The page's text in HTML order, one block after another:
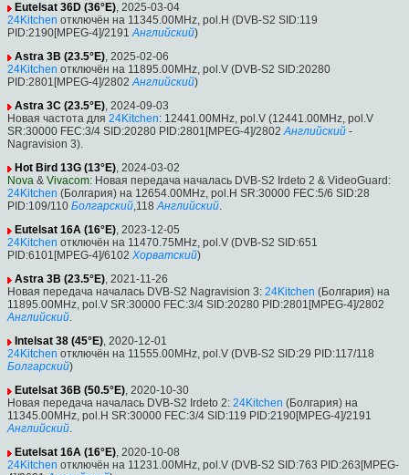
Eutelsat 36D (36°E), 2025-03-04
24Kitchen отключён на 11345.00MHz, pol.H (DVB-S2 SID:119
PID:2190[MPEG-4]/2191 Английский)
Astra 3B (23.5°E), 2025-02-06
24Kitchen отключён на 11895.00MHz, pol.V (DVB-S2 SID:20280
PID:2801[MPEG-4]/2802 Английский)
Astra 3C (23.5°E), 2024-09-03
Новая частота для 24Kitchen: 12441.00MHz, pol.V (12441.00MHz, pol.V
SR:30000 FEC:3/4 SID:20280 PID:2801[MPEG-4]/2802 Английский -
Nagravision 3).
Hot Bird 13G (13°E), 2024-03-02
Nova & Vivacom: Новая передача началась DVB-S2 Irdeto 2 & VideoGuard:
24Kitchen (Болгария) на 12654.00MHz, pol.H SR:30000 FEC:5/6 SID:28
PID:109/110 Болгарский,118 Английский.
Eutelsat 16A (16°E), 2023-12-05
24Kitchen отключён на 11470.75MHz, pol.V (DVB-S2 SID:651
PID:6101[MPEG-4]/6102 Хорватский)
Astra 3B (23.5°E), 2021-11-26
Новая передача началась DVB-S2 Nagravision 3: 24Kitchen (Болгария) на
11895.00MHz, pol.V SR:30000 FEC:3/4 SID:20280 PID:2801[MPEG-4]/2802
Английский.
Intelsat 38 (45°E), 2020-12-01
24Kitchen отключён на 11555.00MHz, pol.V (DVB-S2 SID:29 PID:117/118
Болгарский)
Eutelsat 36B (50.5°E), 2020-10-30
Новая передача началась DVB-S2 Irdeto 2: 24Kitchen (Болгария) на
11345.00MHz, pol.H SR:30000 FEC:3/4 SID:119 PID:2190[MPEG-4]/2191
Английский.
Eutelsat 16A (16°E), 2020-10-08
24Kitchen отключён на 11231.00MHz, pol.V (DVB-S2 SID:763 PID:263[MPEG-